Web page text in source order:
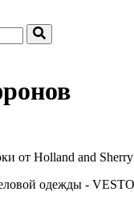
от Holland and Sherry